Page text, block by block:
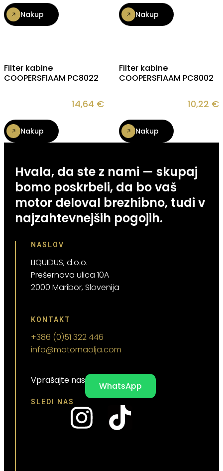
Nakup Nakup
Filter kabine
COOPERSFIAAM PC8022
14,64 €
Nakup
Filter kabine
COOPERSFIAAM PC8002
10,22 €
Nakup
Hvala, da ste z nami — skupaj
bomo poskrbeli, da bo vaš
motor deloval brezhibno, tudi v
najzahtevnejših pogojih.
NASLOV
LIQUIDUS, d.o.o.
Prešernova ulica 10A
2000 Maribor, Slovenija
KONTAKT
+386 (0)51 322 446
info@motornaolja.com
Vprašajte nas
WhatsApp
SLEDI NAS